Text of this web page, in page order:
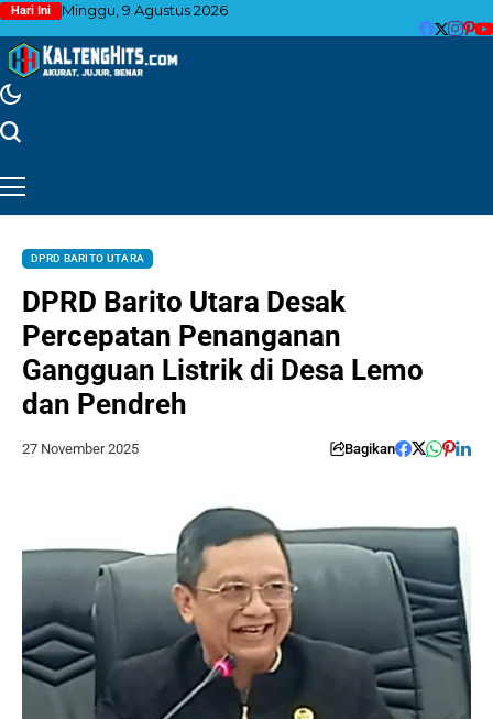
Hari Ini Minggu, 9 Agustus 2026
DPRD BARITO UTARA
DPRD Barito Utara Desak
Percepatan Penanganan
Gangguan Listrik di Desa Lemo
dan Pendreh
27 November 2025 Bagikan